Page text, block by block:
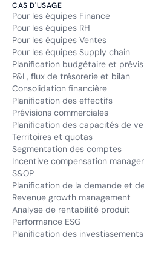
CAS D'USAGE
Pour les équipes Finance
Pour les équipes RH
Pour les équipes Ventes
Pour les équipes Supply chain
Planification budgétaire et
P&L, flux de trésorerie et bilan
Consolidation financière
Planification des effectifs
Prévisions commerciales
Planification des capacités de
Territoires et quotas
Segmentation des comptes
Incentive compensation
S&OP
Planification de la demande et
Revenue growth management
Analyse de rentabilité produit
Performance ESG
Planification des